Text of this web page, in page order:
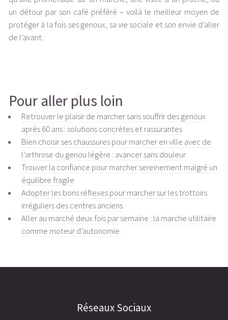
un détour par son café préféré – voilà le meilleur moyen de
protéger à la fois ses genoux, sa vie sociale et son envie d’aller
de l’avant.
Pour aller plus loin
Retrouver le plaisir de marcher sans souffrir des genoux
après 60 ans : solutions concrètes et rassurantes
Bien choisir ses chaussures pour marcher en ville avec de
l’arthrose du genou légère : avancer sans douleur
Trouver la confiance pour marcher sereinement malgré un
équilibre fragile
Adopter les bons réflexes pour marcher sur les trottoirs
irréguliers des centres anciens
Aller au marché deux fois par semaine : la marche utilitaire
comme moteur d’autonomie
Réseaux Sociaux